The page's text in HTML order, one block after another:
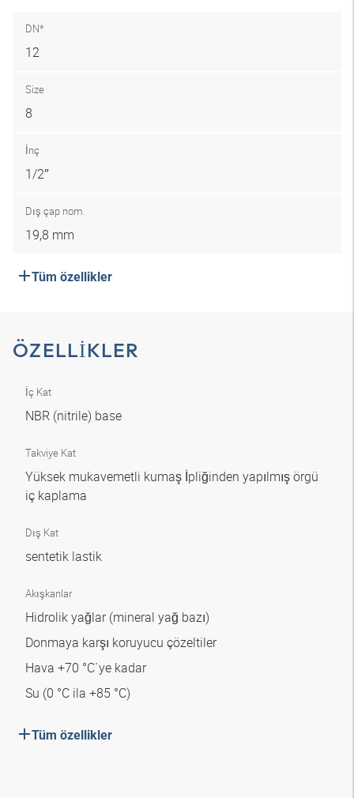
DN*
12
Size
8
İnç
1/2″
Dış çap nom.
19,8 mm
Tüm özellikler
ÖZELLIKLER
İç Kat
NBR (nitrile) base
Takviye Kat
Yüksek mukavemetli kumaş İpliğinden yapılmış örgü
iç kaplama
Dış Kat
sentetik lastik
Akışkanlar
Hidrolik yağlar (mineral yağ bazı)
Donmaya karşı koruyucu çözeltiler
Hava +70 °C`ye kadar
Su (0 °C ila +85 °C)
Tüm özellikler